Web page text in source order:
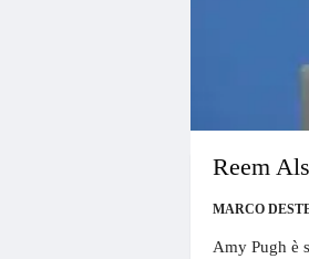
Reem
MARCO
Amy Pugh è